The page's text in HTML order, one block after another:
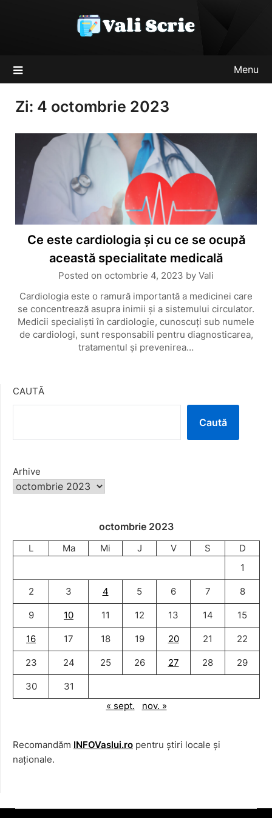
Menu
Zi: 4 octombrie 2023
Ce este cardiologia și cu ce se ocupă
această specialitate medicală
Posted on octombrie 4, 2023 by Vali
Cardiologia este o ramură importantă a medicinei care
se concentrează asupra inimii și a sistemului circulator.
Medicii specialiști în cardiologie, cunoscuți sub numele
de cardiologi, sunt responsabili pentru diagnosticarea,
tratamentul și prevenirea…
CAUTĂ
Caută
Arhive
octombrie 2023
L Ma Mi J V S
D
1
2 3 4 5 6 7 8
9 10 11 12 13 14 15
16 17 18 19 20 21 22
23 24 25 26 27 28 29
30
31
« sept.
nov. »
Recomandăm INFOVaslui.ro pentru știri locale și
naționale.